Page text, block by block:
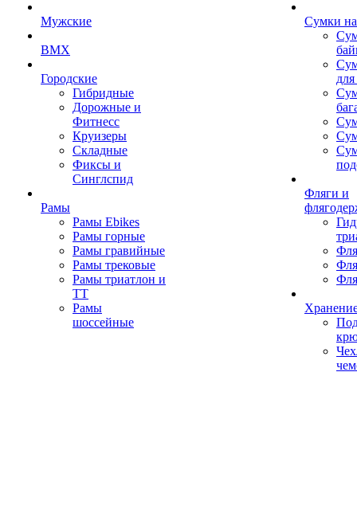
Мужские
BMX
Городские
Гибридные
Дорожные и
Фитнесс
Круизеры
Складные
Фиксы и
Синглспид
Рамы
Рамы Ebikes
Рамы горные
Рамы гравийные
Рамы трековые
Рамы триатлон и
ТТ
Рамы
шоссейные
Сумки
Фляги и